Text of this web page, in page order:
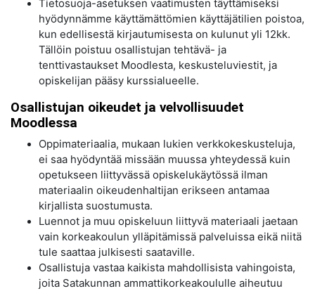
Tietosuoja-asetuksen vaatimusten täyttämiseksi
hyödynnämme käyttämättömien käyttäjätilien poistoa,
kun edellisestä kirjautumisesta on kulunut yli 12kk.
Tällöin poistuu osallistujan tehtävä- ja
tenttivastaukset Moodlesta, keskusteluviestit, ja
opiskelijan pääsy kurssialueelle.
Osallistujan oikeudet ja velvollisuudet
Moodlessa
Oppimateriaalia, mukaan lukien verkkokeskusteluja,
ei saa hyödyntää missään muussa yhteydessä kuin
opetukseen liittyvässä opiskelukäytössä ilman
materiaalin oikeudenhaltijan erikseen antamaa
kirjallista suostumusta.
Luennot ja muu opiskeluun liittyvä materiaali jaetaan
vain korkeakoulun ylläpitämissä palveluissa eikä niitä
tule saattaa julkisesti saataville.
Osallistuja vastaa kaikista mahdollisista vahingoista,
joita Satakunnan ammattikorkeakoululle aiheutuu